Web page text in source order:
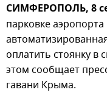
СИМФЕРОПОЛЬ, 8
парковке
оплатить стоянку в
этом сообщает
гавани Крыма.